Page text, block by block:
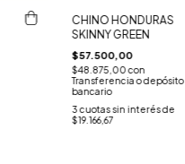
CHINO HONDURAS
SKINNY GREEN
$57.500,00
$48.875,00con
Transferencia o depósito
bancario
3 cuotas sin interés de
$19.166,67